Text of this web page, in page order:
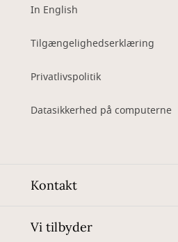
In English
Tilgængelighedserklæring
Privatlivspolitik
Datasikkerhed på computerne
Kontakt
Vi tilbyder